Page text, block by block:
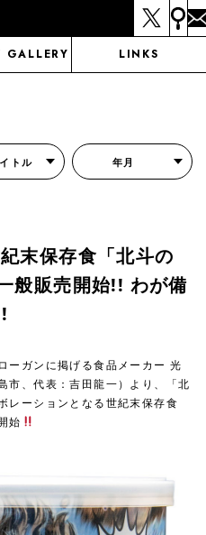
LINKS
トル 年月
末保存⾷「北⽃の
般販売開始!! わが備
ーガンに掲げる⾷品メーカー 光
市、代表：吉⽥⿓⼀）より、「北
レーションとなる世紀末保存⾷
始